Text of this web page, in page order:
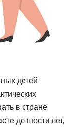
детей
в стране
до шести лет,